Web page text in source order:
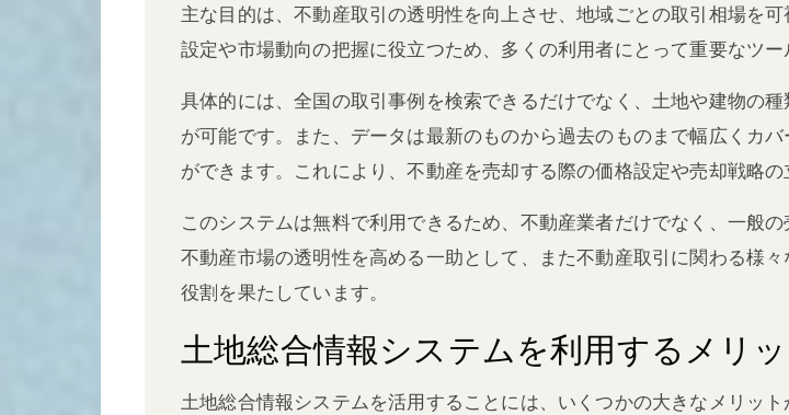
主な目的は、不動産取引の透明性を向上させ、地域ごとの取引相場を
設定や市場動向の把握に役立つため、多くの利用者にとって重要なツー
具体的には、全国の取引事例を検索できるだけでなく、土地や建物の
が可能です。また、データは最新のものから過去のものまで幅広くカ
ができます。これにより、不動産を売却する際の価格設定や売却戦略
このシステムは無料で利用できるため、不動産業者だけでなく、一般
不動産市場の透明性を高める一助として、また不動産取引に関わる様
役割を果たしています。
土地総合情報システムを利用するメリッ
土地総合情報システムを活用することには、いくつかの大きなメリッ